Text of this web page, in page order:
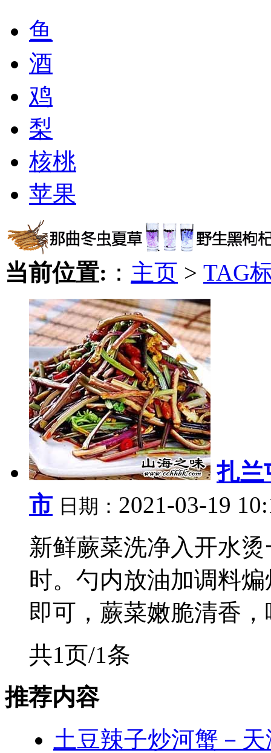
鱼
酒
鸡
梨
核桃
苹果
当前位置: ： 主页 > TAG
扎兰
市 日期： 2021-03-19
新鲜蕨菜洗净入开水
时。勺内放油加调料
即可，蕨菜嫩脆清香
共1页/1条
推荐内容
土豆辣子炒河蟹－天